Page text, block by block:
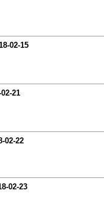
02-15
21
02-22
02-23